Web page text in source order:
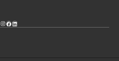
Instagram
Facebook
LinkedIn